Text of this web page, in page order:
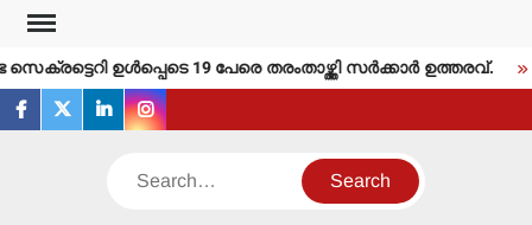
Skip
content
ഉള്‍പ്പെടെ 19 പേരെ തരംതാഴ്ത്തി സര്‍ക്കാര്‍ ഉത്തരവ്.
facebook
twitterlinkedininstagram
Search